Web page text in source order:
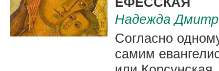
Надежда
Согласно
самим